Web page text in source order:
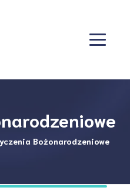
Bożonarodzeniowe